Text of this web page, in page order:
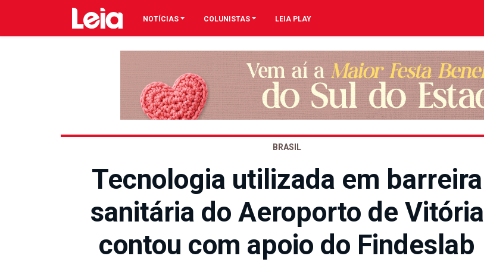
NOTÍCIAS COLUNISTAS LEIA PLAY
BRASIL
Tecnologia utilizada em barreira
sanitária do Aeroporto de Vitória
contou com apoio do Findeslab